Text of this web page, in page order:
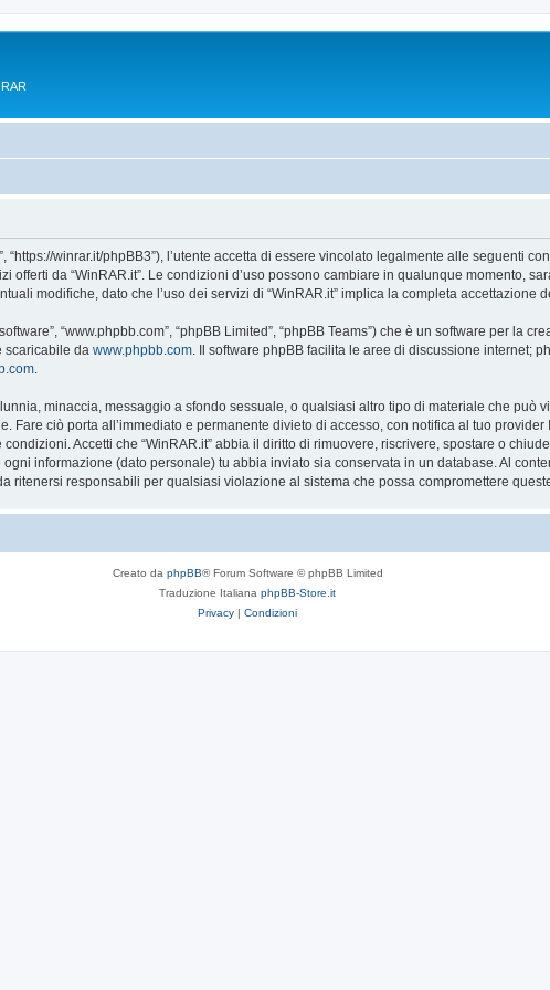
“https://winrar.it/phpBB3”), l’utente accetta di essere vincolato legalmente alle seguenti
offerti da “WinRAR.it”. Le condizioni d’uso possono cambiare in qualunque momento,
modifiche, dato che l’uso dei servizi di “WinRAR.it” implica la completa accettazione
“www.phpbb.com”, “phpBB Limited”, “phpBB Teams”) che è un software per la
scaricabile da www.phpbb.com . Il software phpBB facilita le aree di discussione internet;
minaccia, messaggio a sfondo sessuale, o qualsiasi altro tipo di materiale che può
Fare ciò porta all’immediato e permanente divieto di accesso, con notifica al tuo
Accetti che “WinRAR.it” abbia il diritto di rimuovere, riscrivere, spostare o
informazione (dato personale) tu abbia inviato sia conservata in un database. Al
ritenersi responsabili per qualsiasi violazione al sistema che possa compromettere
Creato da phpBB® Forum Software © phpBB Limited
Traduzione Italiana phpBB-Store.it
Privacy | Condizioni